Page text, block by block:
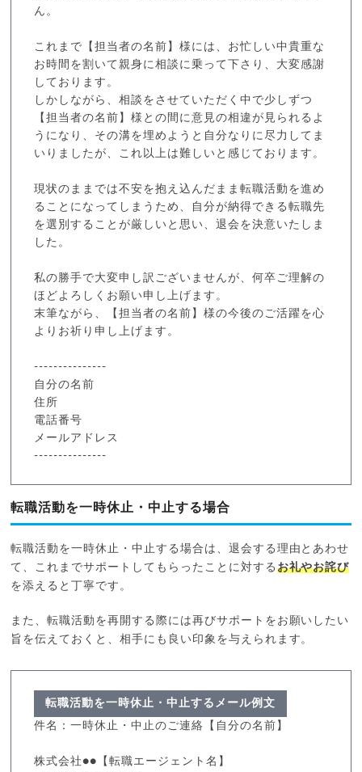
ん。
これまで【担当者の名前】様には、お忙しい中貴重な
お時間を割いて親身に相談に乗って下さり、大変感謝
しております。
しかしながら、相談をさせていただく中で少しずつ
【担当者の名前】様との間に意見の相違が見られるよ
うになり、その溝を埋めようと自分なりに尽力してま
いりましたが、これ以上は難しいと感じております。
現状のままでは不安を抱え込んだまま転職活動を進め
ることになってしまうため、自分が納得できる転職先
を選別することが厳しいと思い、退会を決意いたしま
した。
私の勝手で大変申し訳ございませんが、何卒ご理解の
ほどよろしくお願い申し上げます。
末筆ながら、【担当者の名前】様の今後のご活躍を心
よりお祈り申し上げます。
---------------
自分の名前
住所
電話番号
メールアドレス
---------------
転職活動を一時休止・中止する場合
転職活動を一時休止・中止する場合は、退会する理由とあわせ
て、これまでサポートしてもらったことに対する お礼やお詫び
を添えると丁寧です。
また、転職活動を再開する際には再びサポートをお願いしたい
旨を伝えておくと、相手にも良い印象を与えられます。
転職活動を一時休止・中止するメール例文
件名：一時休止・中止のご連絡【自分の名前】
株式会社●●【転職エージェント名】